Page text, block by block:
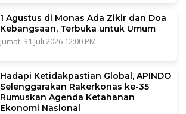
1 Agustus di Monas Ada Zikir dan Doa
Kebangsaan, Terbuka untuk Umum
Jumat, 31 Juli 2026 12:00 PM
Hadapi Ketidakpastian Global, APINDO
Selenggarakan Rakerkonas ke-35
Rumuskan Agenda Ketahanan
Ekonomi Nasional